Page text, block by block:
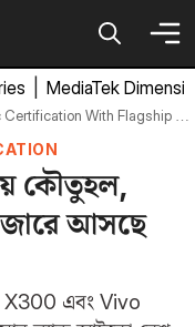
MediaTek
With Flagship Grade 100w Charging
কৌতুহল,
আসছে
X300 এবং Vivo